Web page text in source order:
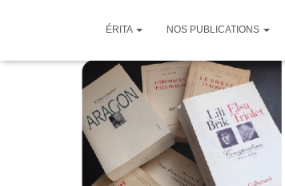
ÉRITA NOS PUBLICATIONS